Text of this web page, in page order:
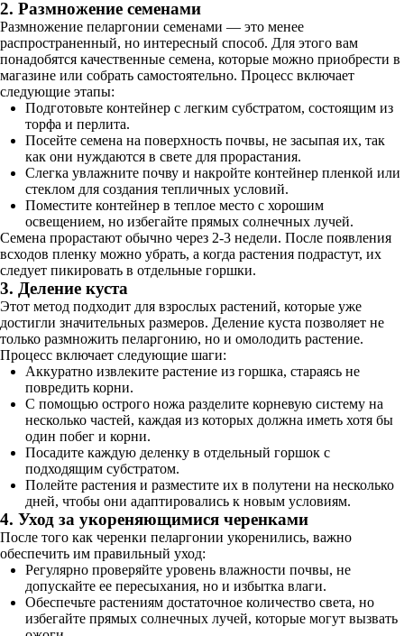
2. Размножение семенами
Размножение пеларгонии семенами — это менее
распространенный, но интересный способ. Для этого вам
понадобятся качественные семена, которые можно приобрести в
магазине или собрать самостоятельно. Процесс включает
следующие этапы:
Подготовьте контейнер с легким субстратом, состоящим из
торфа и перлита.
Посейте семена на поверхность почвы, не засыпая их, так
как они нуждаются в свете для прорастания.
Слегка увлажните почву и накройте контейнер пленкой или
стеклом для создания тепличных условий.
Поместите контейнер в теплое место с хорошим
освещением, но избегайте прямых солнечных лучей.
Семена прорастают обычно через 2-3 недели. После появления
всходов пленку можно убрать, а когда растения подрастут, их
следует пикировать в отдельные горшки.
3. Деление куста
Этот метод подходит для взрослых растений, которые уже
достигли значительных размеров. Деление куста позволяет не
только размножить пеларгонию, но и омолодить растение.
Процесс включает следующие шаги:
Аккуратно извлеките растение из горшка, стараясь не
повредить корни.
С помощью острого ножа разделите корневую систему на
несколько частей, каждая из которых должна иметь хотя бы
один побег и корни.
Посадите каждую деленку в отдельный горшок с
подходящим субстратом.
Полейте растения и разместите их в полутени на несколько
дней, чтобы они адаптировались к новым условиям.
4. Уход за укореняющимися черенками
После того как черенки пеларгонии укоренились, важно
обеспечить им правильный уход:
Регулярно проверяйте уровень влажности почвы, не
допускайте ее пересыхания, но и избытка влаги.
Обеспечьте растениям достаточное количество света, но
избегайте прямых солнечных лучей, которые могут вызвать